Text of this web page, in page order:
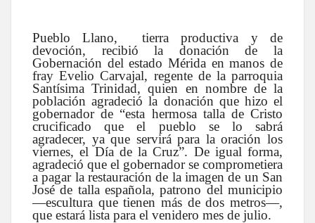
Pueblo Llano, tierra productiva y de
devoción, recibió la donación de la
Gobernación del estado Mérida en manos de
fray Evelio Carvajal, regente de la parroquia
Santísima Trinidad, quien en nombre de la
población agradeció la donación que hizo el
gobernador de “esta hermosa talla de Cristo
crucificado que el pueblo se lo sabrá
agradecer, ya que servirá para la oración los
viernes, el Día de la Cruz”. De igual forma,
agradeció que el gobernador se comprometiera
a pagar la restauración de la imagen de un San
José de talla española, patrono del municipio
—escultura que tienen más de dos metros—,
que estará lista para el venidero mes de julio.